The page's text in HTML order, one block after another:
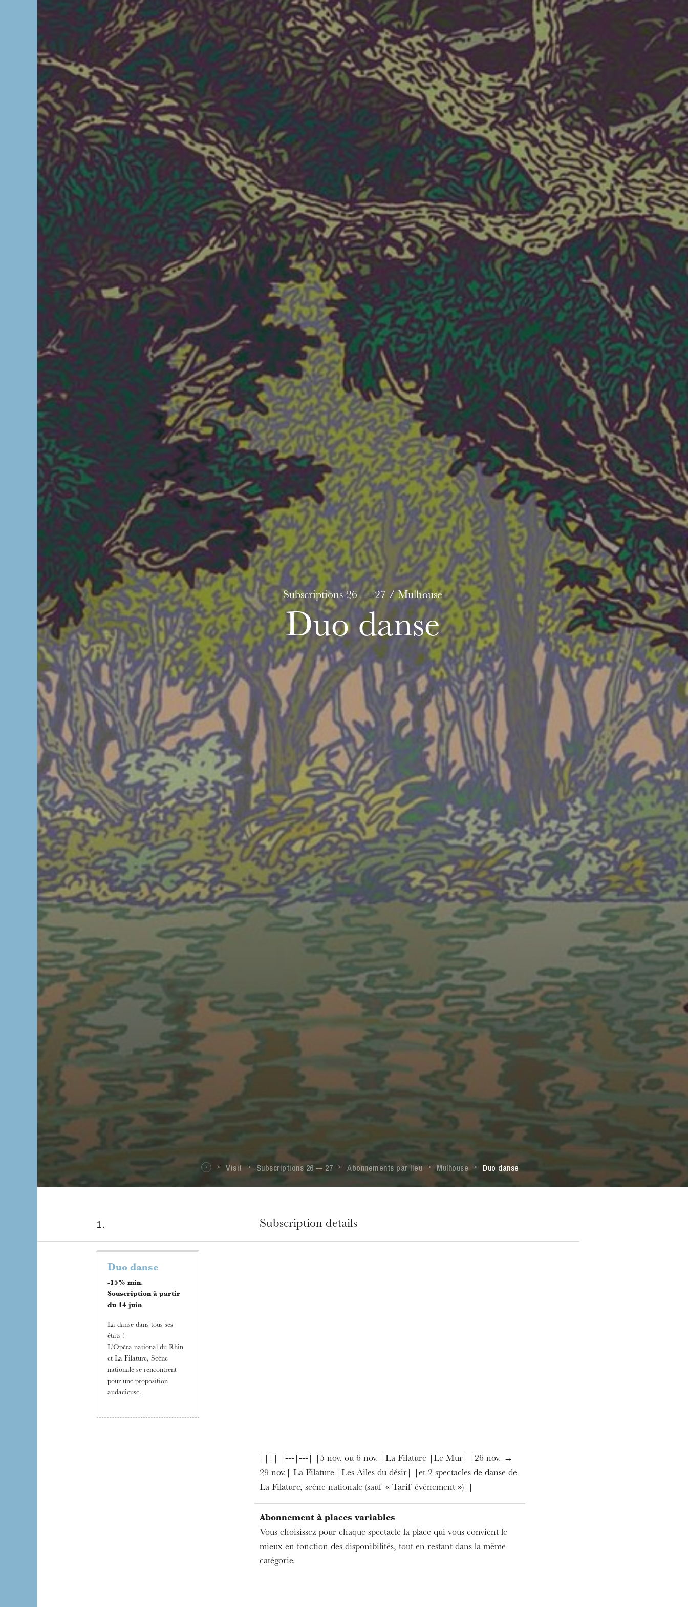
The OnR with you
Guided tours of the Opera
House
WEDNESDAY
19
WEDNESDAY
19
Subscriptions 26 — 27 / Mulhouse
Duo danse
Visit Subscriptions 26 — 27 Abonnements par lieu Mulhouse Duo danse
1 . Subscription details
Duo danse
-15% min.
Souscription à partir
du 14 juin
La danse dans tous ses
états !
L’Opéra national du Rhin
et La Filature, Scène
nationale se rencontrent
pour une proposition
audacieuse.
|||| |---|---| |5 nov. ou 6 nov. |La Filature |Le Mur| |26 nov. →
29 nov.| La Filature |Les Ailes du désir| |et 2 spectacles de danse de
La Filature, scène nationale (sauf « Tarif événement »)||
Abonnement à places variables
Vous choisissez pour chaque spectacle la place qui vous convient le
mieux en fonction des disponibilités, tout en restant dans la même
catégorie.